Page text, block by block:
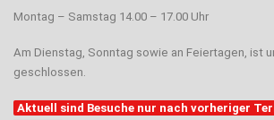
Montag – Samstag 14.00 – 17.00 Uhr
Am Dienstag, Sonntag sowie an Feiertagen, ist
geschlossen.
Aktuell sind Besuche nur nach vorheriger